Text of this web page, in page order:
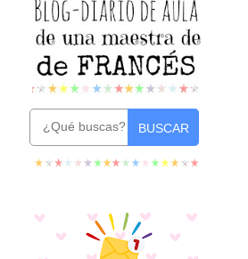
BUSCAR